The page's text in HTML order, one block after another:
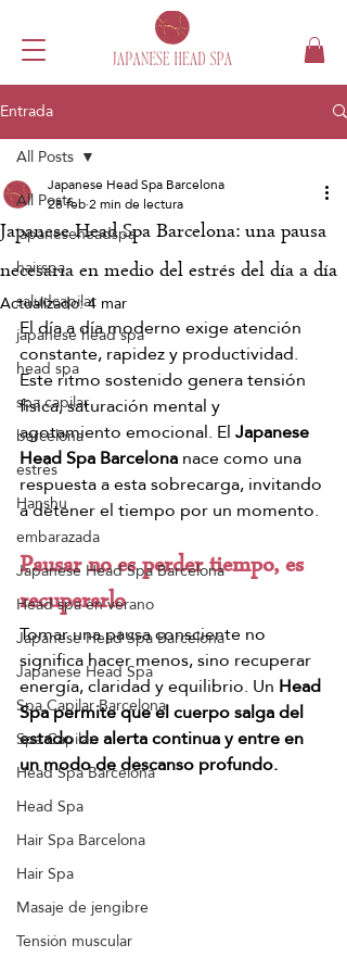
Entrada
All Posts
japaneseheadspa
hairspa
saludcapilar
japanese head spa
head spa
spa capilar
barcelona
estrés
Hanshu
embarazada
Japanese Head Spa Barcelona
Head spa en verano
Japanese Head Spa Barcelona
Japanese Head Spa
Spa Capilar Barcelona
Spa Capilar
Head Spa Barcelona
Head Spa
Hair Spa Barcelona
Hair Spa
Masaje de jengibre
Tensión muscular
All Posts
Japanese Head Spa Barcelona: una pausa
necesaria en medio del estrés del día a día
Japanese Head Spa Barcelona
28 feb2 min de lectura
Actualizado:4 mar
El día a día moderno exige atención
constante, rapidez y productividad.
Este ritmo sostenido genera tensión
física, saturación mental y
agotamiento emocional. El Japanese
Head Spa Barcelona nace como una
respuesta a esta sobrecarga, invitando
a detener el tiempo por un momento.
Pausar no es perder tiempo, es
recuperarlo
Tomar una pausa consciente no
significa hacer menos, sino recuperar
energía, claridad y equilibrio. Un Head
Spa permite que el cuerpo salga del
estado de alerta continua y entre en
un modo de descanso profundo.